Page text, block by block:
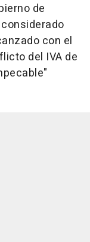
de
con el
del IVA de